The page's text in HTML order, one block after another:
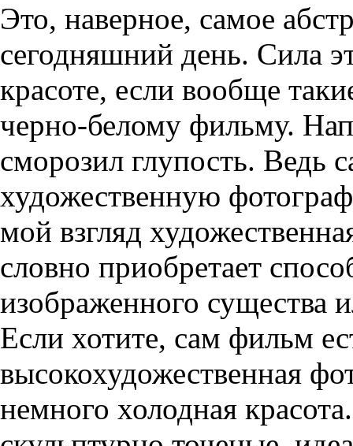
Это, наверное, самое
сегодняшний день. Сила
красоте, если вообще
черно-белому фильму.
сморозил глупость. Ведь
художественную
мой взгляд
словно приобретает
изображенного существа
Если хотите, сам фильм
высокохудожественная
немного холодная